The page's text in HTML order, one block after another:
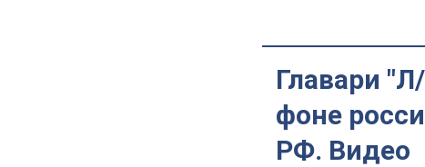
Главари
фоне
РФ. Видео